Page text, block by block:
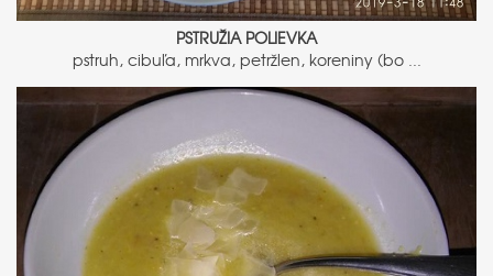
PSTRUŽIA POLIEVKA
pstruh, cibuľa, mrkva, petržlen, koreniny (bo ...